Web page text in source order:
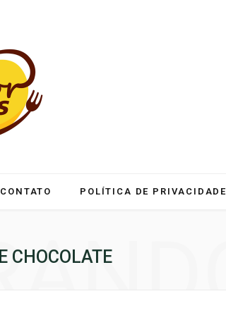
CONTATO POLÍTICA DE PRIVACIDADE
CHOCOLATE